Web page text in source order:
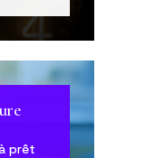
prêt